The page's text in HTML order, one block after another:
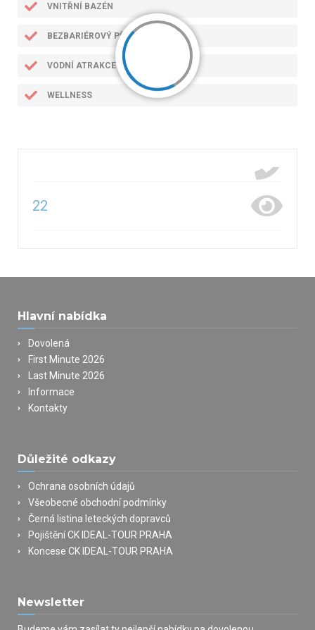
VNITŘNÍ BAZÉN
BEZBARIÉROVÝ PŘÍSTUP
VODNÍ ATRAKCE
WELLNESS
22
Hlavní nabídka
Dovolená
First Minute 2026
Last Minute 2026
Informace
Kontakty
Důležité odkazy
Ochrana osobních údajů
Všeobecné obchodní podmínky
Černá listina leteckých dopravců
Pojištění CK IDEAL-TOUR PRAHA
Koncese CK IDEAL-TOUR PRAHA
Newsletter